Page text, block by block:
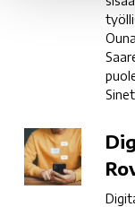
Rovaniemellä
13.11.2025